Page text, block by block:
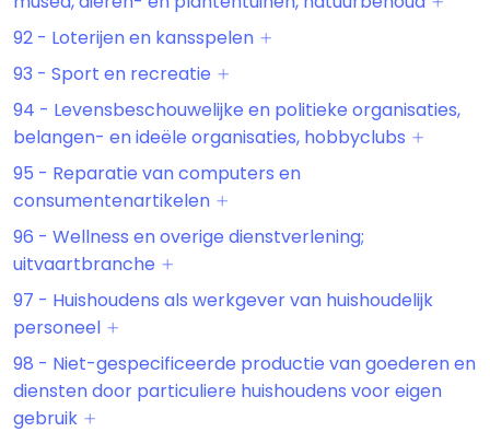
92 - Loterijen en kansspelen
93 - Sport en recreatie
94 - Levensbeschouwelijke en politieke organisaties,
belangen- en ideële organisaties, hobbyclubs
95 - Reparatie van computers en
consumentenartikelen
96 - Wellness en overige dienstverlening;
uitvaartbranche
97 - Huishoudens als werkgever van huishoudelijk
personeel
98 - Niet-gespecificeerde productie van goederen en
diensten door particuliere huishoudens voor eigen
gebruik